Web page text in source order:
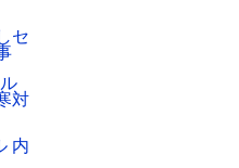
セ
ル
対
内